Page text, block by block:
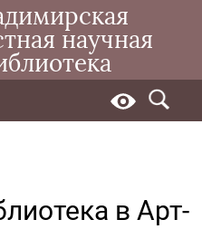
научная
в Арт-